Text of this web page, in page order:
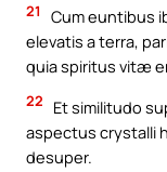
21
Cum euntibus
elevatis a terra,
quia spiritus vitæ
22
Et similitudo
aspectus crystalli
desuper.